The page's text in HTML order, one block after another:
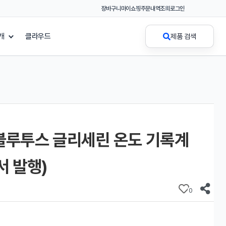
장바구니마이쇼핑주문내역조회로그인
클라우드 제품 검색
투스 글리세린 온도 기록계
발행)
0